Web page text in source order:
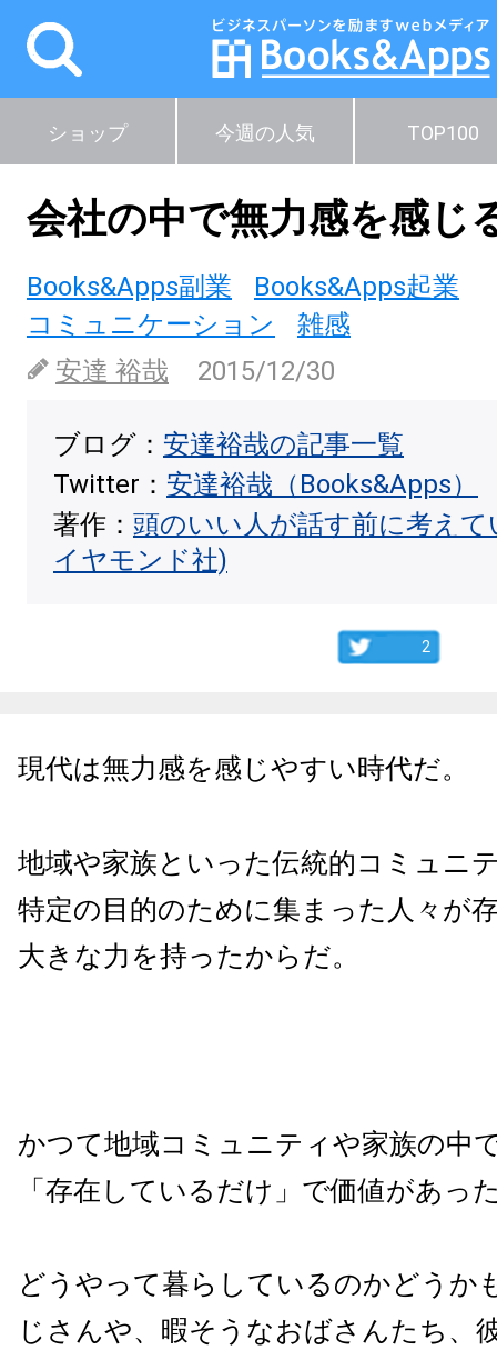
ショップ 今週の人気 TOP100
会社の中で無力感を感じ
Books&Apps副業
Books&Apps起業
コミュニケーション
雑感
安達 裕哉
2015/12/30
ブログ： 安達裕哉の記事一覧
Twitter： 安達裕哉（Books&Apps）
著作： 頭のいい人が話す前に考え
イヤモンド社)
2
現代は無力感を感じやすい時代だ。
地域や家族といった伝統的コミュニ
特定の目的のために集まった人々が
大きな力を持ったからだ。
かつて地域コミュニティや家族の中
「存在しているだけ」で価値があっ
どうやって暮らしているのかどうか
じさんや、暇そうなおばさんたち、